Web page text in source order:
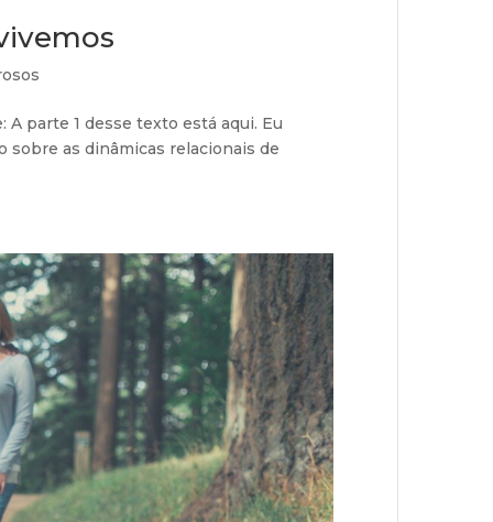
parte 1 desse texto está aqui. Eu
sobre as dinâmicas relacionais de